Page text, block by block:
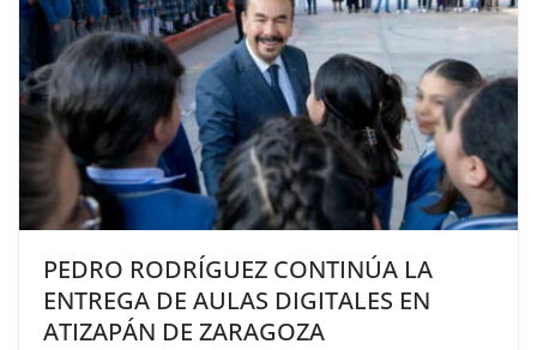
PEDRO RODRÍGUEZ CONTINÚA LA
ENTREGA DE AULAS DIGITALES EN
ATIZAPÁN DE ZARAGOZA